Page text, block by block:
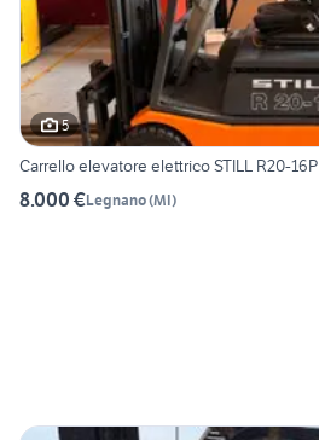
5
Carrello elevatore elettrico STILL R20-16P
8.000 €Legnano(MI)